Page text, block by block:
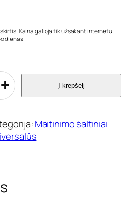
Kaina galioja tik užsakant internetu.
dienas.
+ Į krepšelį
Maitinimo šaltiniai